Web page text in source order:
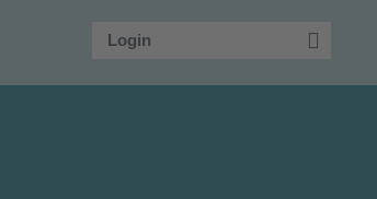
Login